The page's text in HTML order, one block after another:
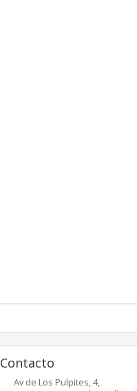
Contacto
Av de Los Pulpites, 4,